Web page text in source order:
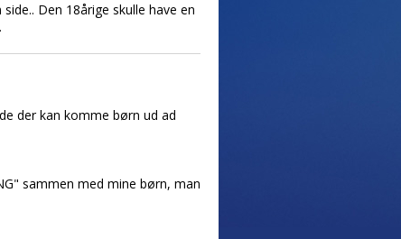
Den 18årige skulle have en
der kan komme børn ud ad
sammen med mine børn, man